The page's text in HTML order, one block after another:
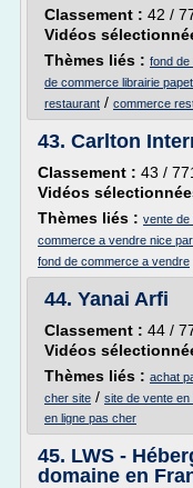
Classement : 42 /
Vidéos
Thèmes liés : fond de
de commerce librairie
restaurant / commerce
43. Carlton
Classement : 43 /
Vidéos
Thèmes liés : vente de
commerce a vendre nice
fond de commerce a vendre
44. Yanai Arfi
Classement : 44 /
Vidéos
Thèmes liés : achat
cher site / site de vente
en ligne pas cher
45. LWS -
domaine en